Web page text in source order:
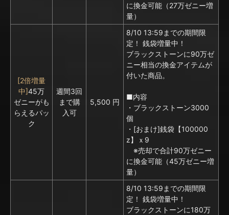
に換金可能（27万ゼニー増
量）
[2倍増量
中]45万
ゼニーがも
らえるパッ
ク
週間3回
まで購
入可
5,500 円
8/10 13:59までの期間限
定！ 銭袋増量中！
ブラックストーンに90万ゼ
ニー相当の換金アイテムが
付いた商品。
■内容
・ブラックストーン3000
個
・[おまけ]銭袋【100000
z】ｘ9
※売却で合計90万ゼニー
に換金可能（45万ゼニー増
量）
8/10 13:59までの期間限
定！ 銭袋増量中！
ブラックストーンに180万